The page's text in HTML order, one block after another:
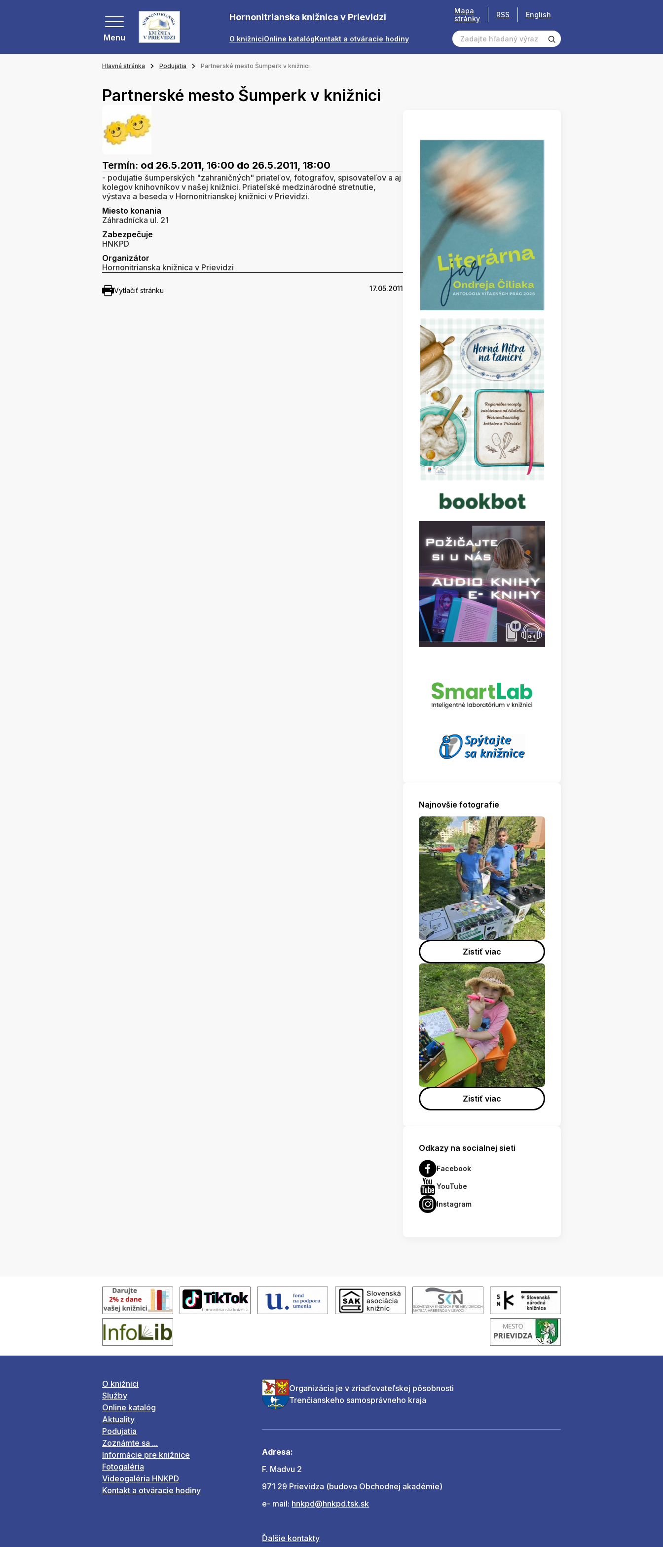
Menu
Hornonitrianska knižnica v Prievidzi
O knižniciOnline katalógKontakt a otváracie hodiny
Mapa
stránky
RSS English
Hlavná stránka Podujatia Partnerské mesto Šumperk v knižnici
Partnerské mesto Šumperk v knižnici
Termín: od 26.5.2011, 16:00 do 26.5.2011, 18:00
- podujatie šumperských "zahraničných" priateľov, fotografov, spisovateľov a aj
kolegov knihovníkov v našej knižnici. Priateľské medzinárodné stretnutie,
výstava a beseda v Hornonitrianskej knižnici v Prievidzi.
Miesto konania
Záhradnícka ul. 21
Zabezpečuje
HNKPD
Organizátor
Hornonitrianska knižnica v Prievidzi
Vytlačiť stránku 17.05.2011
Najnovšie fotografie
Zistiť viac
Zistiť viac
Odkazy na socialnej sieti
Facebook
YouTube
Instagram
O knižnici
Služby
Online katalóg
Aktuality
Podujatia
Zoznámte sa ...
Informácie pre knižnice
Fotogaléria
Videogaléria HNKPD
Kontakt a otváracie hodiny
Organizácia je v zriaďovateľskej pôsobnosti
Trenčianskeho samosprávneho kraja
Adresa:
F. Madvu 2
971 29 Prievidza (budova Obchodnej akadémie)
e- mail: hnkpd@hnkpd.tsk.sk
Ďalšie kontakty